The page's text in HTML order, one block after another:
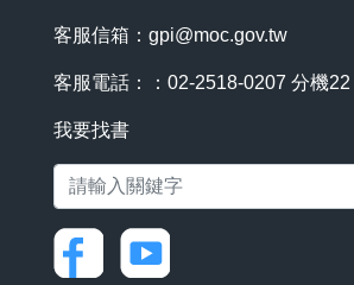
客服信箱： gpi@moc.gov.tw
客服電話：：02-2518-0207 分機22
我要找書